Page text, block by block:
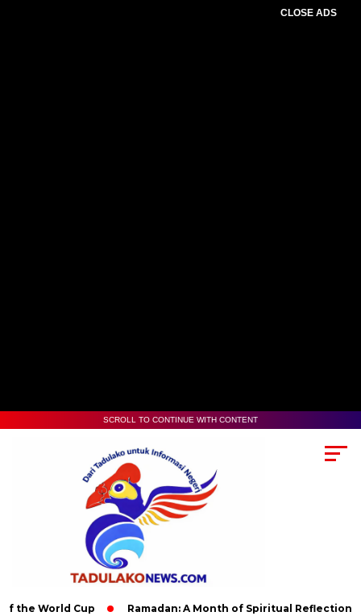
CLOSE ADS
SCROLL TO CONTINUE WITH CONTENT
Cup Ramadan: A Month of Spiritual Reflection, Devotion,